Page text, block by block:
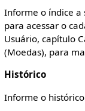
Informe o índice a
para acessar o
Usuário, capítulo
(Moedas), para
Histórico
Informe o